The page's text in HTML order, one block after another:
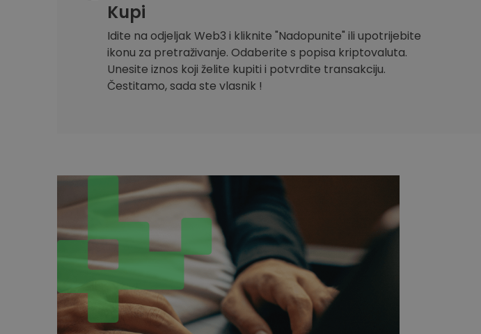
Kupi
Idite na odjeljak Web3 i kliknite "Nadopunite" ili upotrijebite
ikonu za pretraživanje. Odaberite s popisa kriptovaluta.
Unesite iznos koji želite kupiti i potvrdite transakciju.
Čestitamo, sada ste vlasnik !